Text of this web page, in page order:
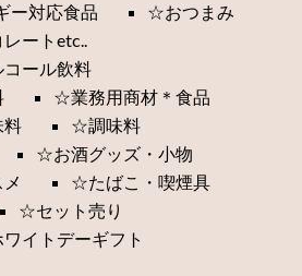
ー対応食品
☆おつまみ
ートetc..
ール飲料
☆業務用商材＊食品
料
☆調味料
☆お酒グッズ・小物
☆たばこ・喫煙具
☆セット売り
イトデーギフト